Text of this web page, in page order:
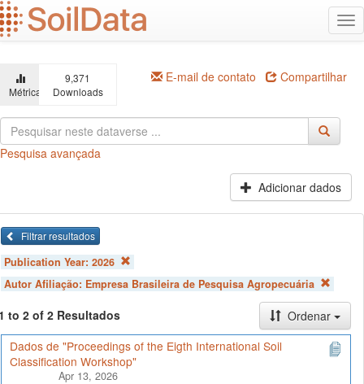
Ir
para
o
principal
Métricas
9,371
Downloads
E-mail de contato Compartilhar
Pesquisa avançada
Adicionar dados
Filtrar resultados
Publication Year: 2026
Autor Afiliação: Empresa Brasileira de Pesquisa Agropecuária
to 2 of 2 Resultados
Ordenar
Dados de "Proceedings of the Eigth International Soil
Classification Workshop"
Apr 13, 2026